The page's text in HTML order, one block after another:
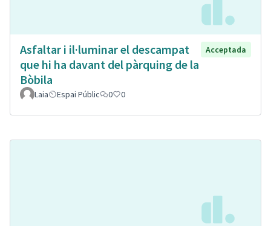
Asfaltar i il·luminar el descampat
que hi ha davant del pàrquing de la
Bòbila
Acceptada
Laia Espai Públic 0 0